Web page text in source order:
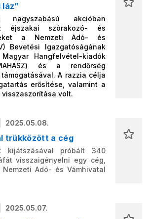
láz”
akcióban
éjszakai szórakozó- és
a Nemzeti Adó- és
Bevetési Igazgatóságának
Hangfelvétel-kiadók
és a rendőrség
A razzia célja
erősítése, valamint a
volt.
2025.05.08.
trükközött a cég
kijátszásával próbált 340
visszaigényelni egy cég,
Adó- és Vámhivatal
2025.05.07.